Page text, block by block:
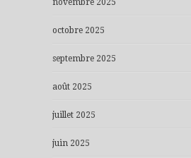
octobre 2025
septembre 2025
août 2025
juillet 2025
juin 2025